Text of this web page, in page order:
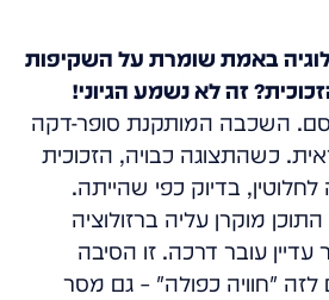
באמת שומרת על השקיפות
זה לא נשמע הגיוני!
השכבה המותקנת סופר-דקה
כשהתצוגה כבויה, הזכוכית
בדיוק כפי שהייתה.
מוקרן עליה ברזולוציה
עובר דרכה. זו הסיבה
לזה
חוויה כפולה – גם מסר